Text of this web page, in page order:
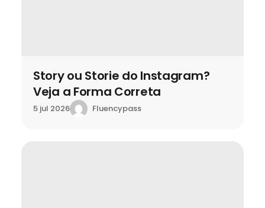
Story ou Storie do Instagram?
Veja a Forma Correta
5 jul 2026 Fluencypass